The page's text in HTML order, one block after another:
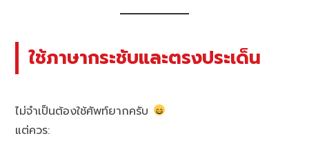
ใช้ภาษากระชับและตรงประเด็น
ไม่จำเป็นต้องใช้ศัพท์ยากครับ
แต่ควร: